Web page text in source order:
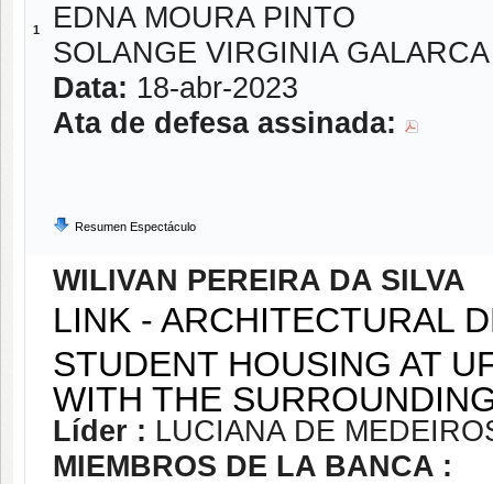
1
EDNA MOURA PINTO
SOLANGE VIRGINIA
Data: 18-abr-2023
Ata de defesa assinada:
Resumen Espectáculo
WILIVAN PEREIRA DA SILVA
LINK - ARCHITECTURAL
STUDENT HOUSING AT
WITH THE
Líder : LUCIANA DE
MIEMBROS DE LA BANCA :